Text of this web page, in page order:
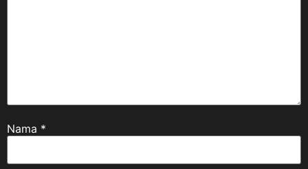
Nama *